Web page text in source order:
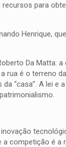
para
Henrique,
Da Matta: a
rua é o terreno
“casa”. A lei e
competição é a